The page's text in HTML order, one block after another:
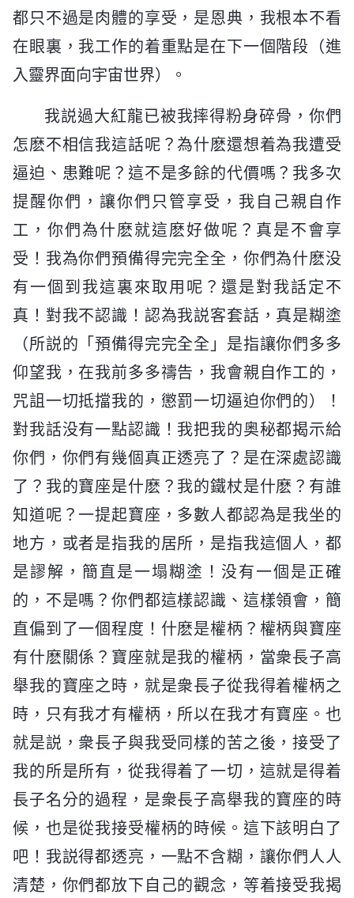
都只不過是肉體的享受，是恩典，我根本不看
在眼裏，我工作的着重點是在下一個階段（進
入靈界面向宇宙世界）。
我説過大紅龍已被我摔得粉身碎骨，你們
怎麽不相信我這話呢？為什麽還想着為我遭受
逼迫、患難呢？這不是多餘的代價嗎？我多次
提醒你們，讓你們只管享受，我自己親自作
工，你們為什麽就這麽好做呢？真是不會享
受！我為你們預備得完完全全，你們為什麽没
有一個到我這裏來取用呢？還是對我話定不
真！對我不認識！認為我説客套話，真是糊塗
（所説的「預備得完完全全」是指讓你們多多
仰望我，在我前多多禱告，我會親自作工的，
咒詛一切抵擋我的，懲罰一切逼迫你們的）！
對我話没有一點認識！我把我的奥秘都揭示給
你們，你們有幾個真正透亮了？是在深處認識
了？我的寶座是什麽？我的鐵杖是什麽？有誰
知道呢？一提起寶座，多數人都認為是我坐的
地方，或者是指我的居所，是指我這個人，都
是謬解，簡直是一塌糊塗！没有一個是正確
的，不是嗎？你們都這樣認識、這樣領會，簡
直偏到了一個程度！什麽是權柄？權柄與寶座
有什麽關係？寶座就是我的權柄，當衆長子高
舉我的寶座之時，就是衆長子從我得着權柄之
時，只有我才有權柄，所以在我才有寶座。也
就是説，衆長子與我受同樣的苦之後，接受了
我的所是所有，從我得着了一切，這就是得着
長子名分的過程，是衆長子高舉我的寶座的時
候，也是從我接受權柄的時候。這下該明白了
吧！我説得都透亮，一點不含糊，讓你們人人
清楚，你們都放下自己的觀念，等着接受我揭